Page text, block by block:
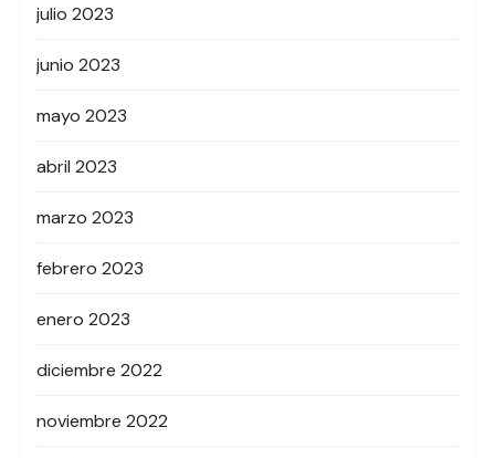
julio 2023
junio 2023
mayo 2023
abril 2023
marzo 2023
febrero 2023
enero 2023
diciembre 2022
noviembre 2022